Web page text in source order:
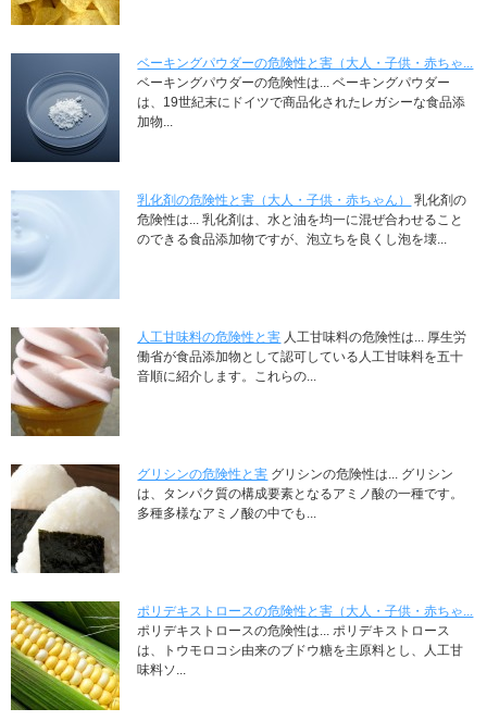
ベーキングパウダーの危険性と害（大人・子供・赤ちゃ...
ベーキングパウダーの危険性は... ベーキングパウダー
は、19世紀末にドイツで商品化されたレガシーな食品添
加物...
乳化剤の危険性と害（大人・子供・赤ちゃん）
乳化剤の
危険性は... 乳化剤は、水と油を均一に混ぜ合わせること
のできる食品添加物ですが、泡立ちを良くし泡を壊...
人工甘味料の危険性と害 人工甘味料の危険性は... 厚生労
働省が食品添加物として認可している人工甘味料を五十
音順に紹介します。これらの...
グリシンの危険性と害 グリシンの危険性は... グリシン
は、タンパク質の構成要素となるアミノ酸の一種です。
多種多様なアミノ酸の中でも...
ポリデキストロースの危険性と害（大人・子供・赤ちゃ...
ポリデキストロースの危険性は... ポリデキストロース
は、トウモロコシ由来のブドウ糖を主原料とし、人工甘
味料ソ...